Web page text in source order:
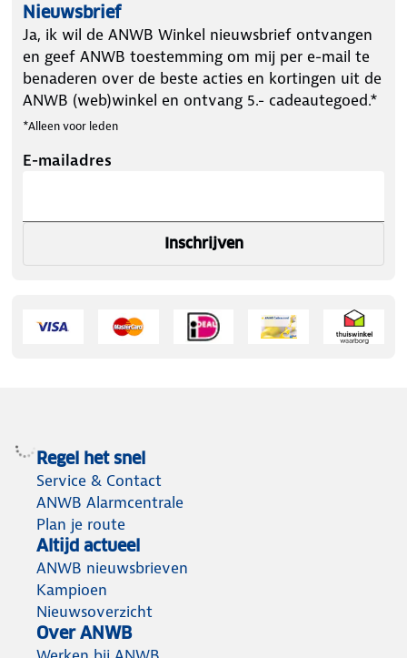
Nieuwsbrief
Ja, ik wil de ANWB Winkel nieuwsbrief ontvangen
en geef ANWB toestemming om mij per e-mail te
benaderen over de beste acties en kortingen uit de
ANWB (web)winkel en ontvang 5.- cadeautegoed.*
*Alleen voor leden
E-mailadres
Inschrijven
Regel het snel
Service & Contact
ANWB Alarmcentrale
Plan je route
Altijd actueel
ANWB nieuwsbrieven
Kampioen
Nieuwsoverzicht
Over ANWB